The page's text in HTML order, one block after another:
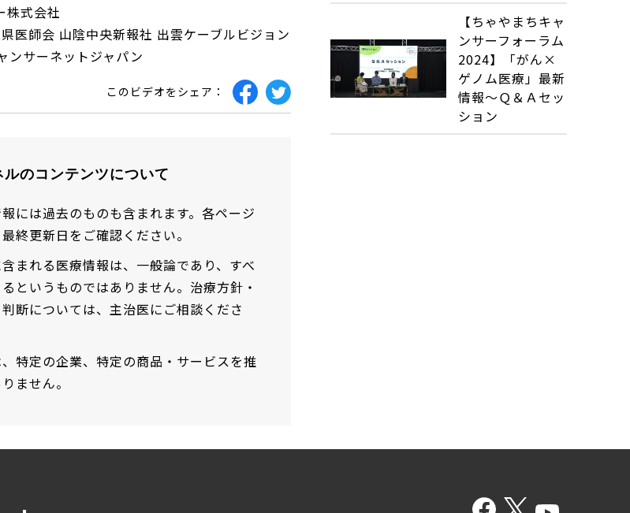
株式会社
医師会 山陰中央新報社 出雲ケーブルビジョン
ンサーネットジャパン
このビデオをシェア：
のコンテンツについて
には過去のものも含まれます。各ページ
終更新日をご確認ください。
まれる医療情報は、一般論であり、すべ
というものではありません。治療方針・
断については、主治医にご相談くださ
特定の企業、特定の商品・サービスを推
ません。
【ちゃやまちキャ
ンサーフォーラム
2024】「がん×
ゲノム医療」最新
情報～Ｑ＆Ａセッ
ション